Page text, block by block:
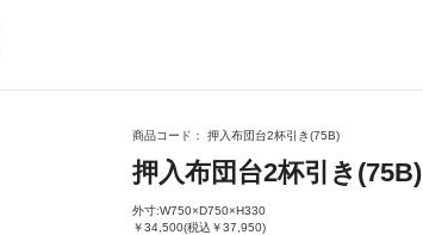
商品コード： 押入布団台2杯引き(75B)
押入布団台2杯引き(75B)
外寸:W750×D750×H330
￥34,500(税込￥37,950)